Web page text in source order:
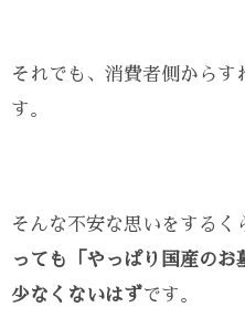
それでも、消費者側から
す。
そんな不安な思いをするく
っても「やっぱり国産の
少なくないはずです。